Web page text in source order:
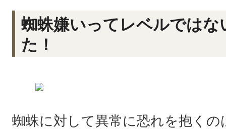
蜘蛛嫌いってレベルではな
た！
蜘蛛に対して異常に恐れを抱く